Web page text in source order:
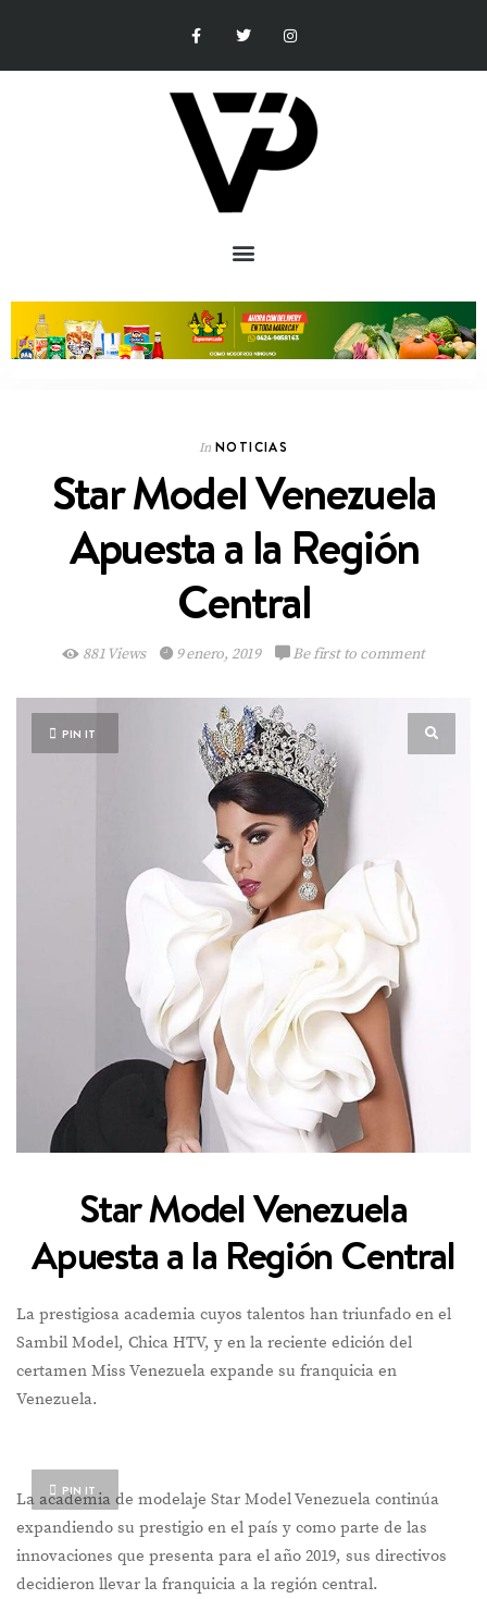
In NOTICIAS
Star Model Venezuela
Apuesta a la Región
Central
881 Views 9 enero, 2019 Be first to comment
PIN IT
Star Model Venezuela
Apuesta a la Región Central
La prestigiosa academia cuyos talentos han triunfado en el
Sambil Model, Chica HTV, y en la reciente edición del
certamen Miss Venezuela expande su franquicia en
Venezuela.
PIN IT
La academia de modelaje Star Model Venezuela continúa
expandiendo su prestigio en el país y como parte de las
innovaciones que presenta para el año 2019, sus directivos
decidieron llevar la franquicia a la región central.